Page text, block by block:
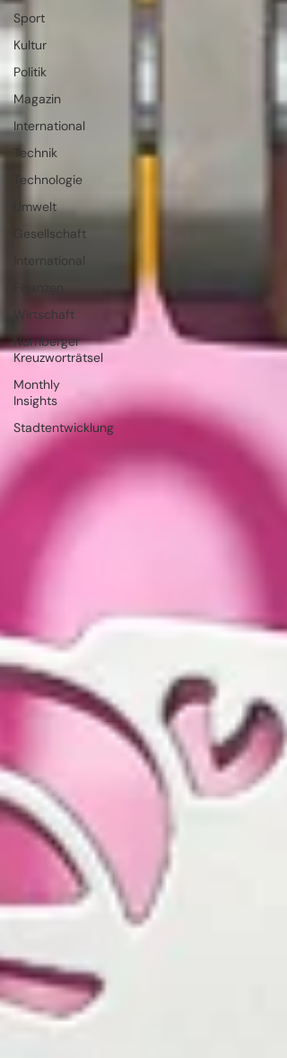
Sport
Kultur
Politik
Magazin
International
Technik
Technologie
Umwelt
Gesellschaft
International
Wirtschaft
Nürnberger
Kreuzworträtsel
Monthly
Insights
Stadtentwicklung